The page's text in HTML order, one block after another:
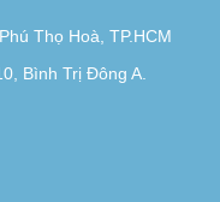
Thọ Hoà, TP.HCM
Bình Trị Đông A.